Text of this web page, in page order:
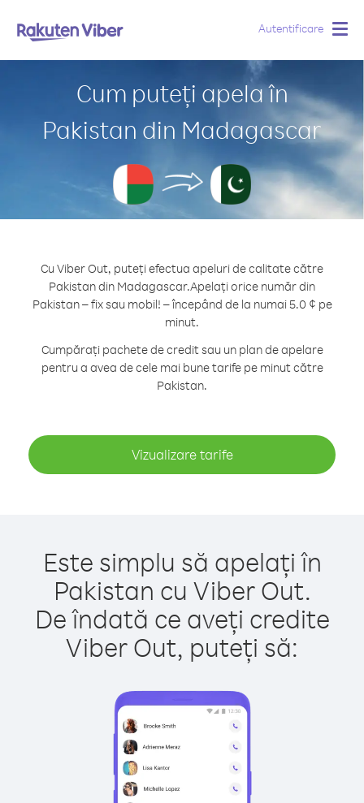
Autentificare
Cum puteți apela în
Pakistan din Madagascar
Cu Viber Out, puteți efectua apeluri de calitate către
Pakistan din Madagascar.Apelați orice număr din
Pakistan – fix sau mobil! – începând de la numai 5.0 ¢ pe
minut.
Cumpărați pachete de credit sau un plan de apelare
pentru a avea de cele mai bune tarife pe minut către
Pakistan.
Vizualizare tarife
Este simplu să apelați în
Pakistan cu Viber Out.
De îndată ce aveți credite
Viber Out, puteți să: